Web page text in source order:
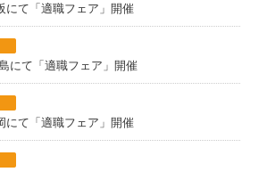
にて「適職フェア」開催
にて「適職フェア」開催
にて「適職フェア」開催